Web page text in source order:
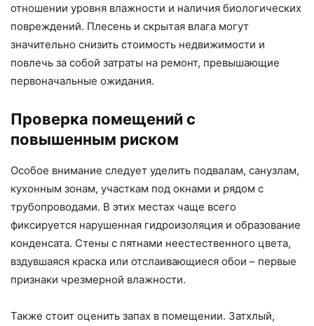
отношении уровня влажности и наличия биологических
повреждений. Плесень и скрытая влага могут
значительно снизить стоимость недвижимости и
повлечь за собой затраты на ремонт, превышающие
первоначальные ожидания.
Проверка помещений с
повышенным риском
Особое внимание следует уделить подвалам, санузлам,
кухонным зонам, участкам под окнами и рядом с
трубопроводами. В этих местах чаще всего
фиксируется нарушенная гидроизоляция и образование
конденсата. Стены с пятнами неестественного цвета,
вздувшаяся краска или отслаивающиеся обои – первые
признаки чрезмерной влажности.
Также стоит оценить запах в помещении. Затхлый,